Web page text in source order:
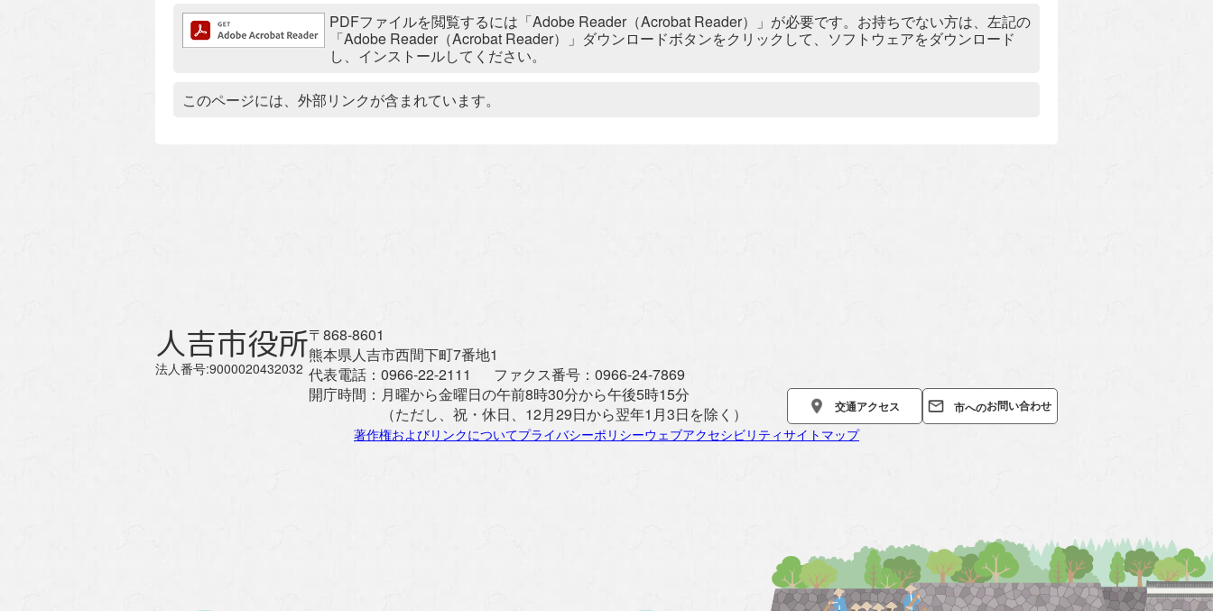
追加情報：PDFファイルPDFファイルを閲覧するには「Adobe Reader（Acrobat Reader）」が必要です。お持ちでない方は、左記の
「Adobe Reader（Acrobat Reader）」ダウンロードボタンをクリックして、ソフトウェアをダウンロード
し、インストールしてください。
追加情報：外部リンク
このページには、外部リンクが含まれています。
人吉市役所
法人番号:9000020432032
〒868-8601
熊本県人吉市西間下町7番地1
代表電話： 0966-22-2111 ファクス番号： 0966-24-7869
開庁時間： 月曜から金曜日の午前8時30分から午後5時15分
（ただし、祝・休日、12月29日から翌年1月3日を除く）
交通アクセス 市へのお問い合わせ
著作権およびリンクについてプライバシーポリシーウェブアクセシビリティサイトマップ